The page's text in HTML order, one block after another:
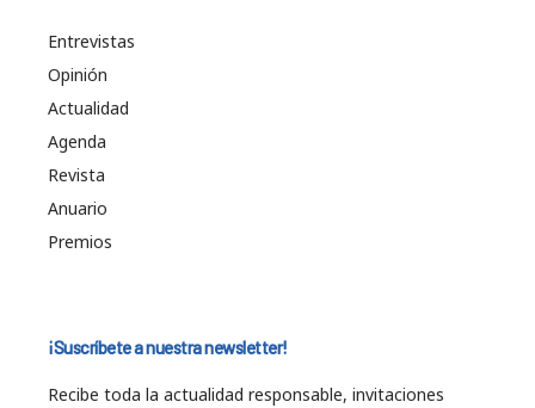
Entrevistas
Opinión
Actualidad
Agenda
Revista
Anuario
Premios
¡Suscríbete a nuestra newsletter!
Recibe toda la actualidad responsable, invitaciones